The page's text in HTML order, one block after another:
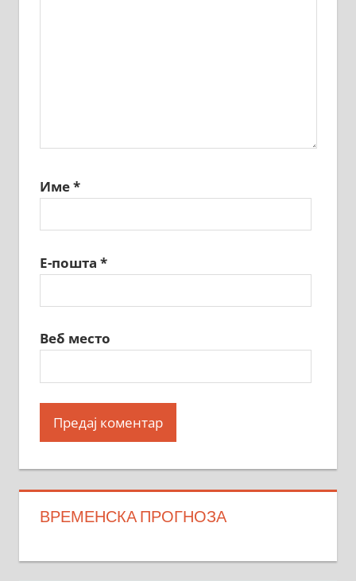
Име*
Е-пошта *
Веб место
ВРЕМЕНСКА ПРОГНОЗА